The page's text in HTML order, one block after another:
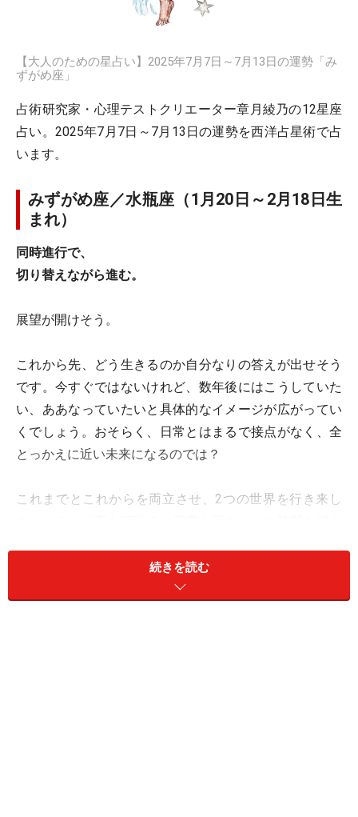
【大人のための星占い】2025年7月7日～7月13日の運勢「み
ずがめ座」
占術研究家・心理テストクリエーター章月綾乃の12星座
占い。2025年7月7日～7月13日の運勢を西洋占星術で占
います。
みずがめ座／水瓶座（1月20日～2月18日生
まれ）
同時進行で、
切り替えながら進む。
展望が開けそう。
これから先、どう生きるのか自分なりの答えが出せそう
です。今すぐではないけれど、数年後にはこうしていた
い、ああなっていたいと具体的なイメージが広がってい
くでしょう。おそらく、日常とはまるで接点がなく、全
とっかえに近い未来になるのでは？
これまでとこれからを両立させ、2つの世界を行き来し
いくと飽きずに済みます。続きを読む